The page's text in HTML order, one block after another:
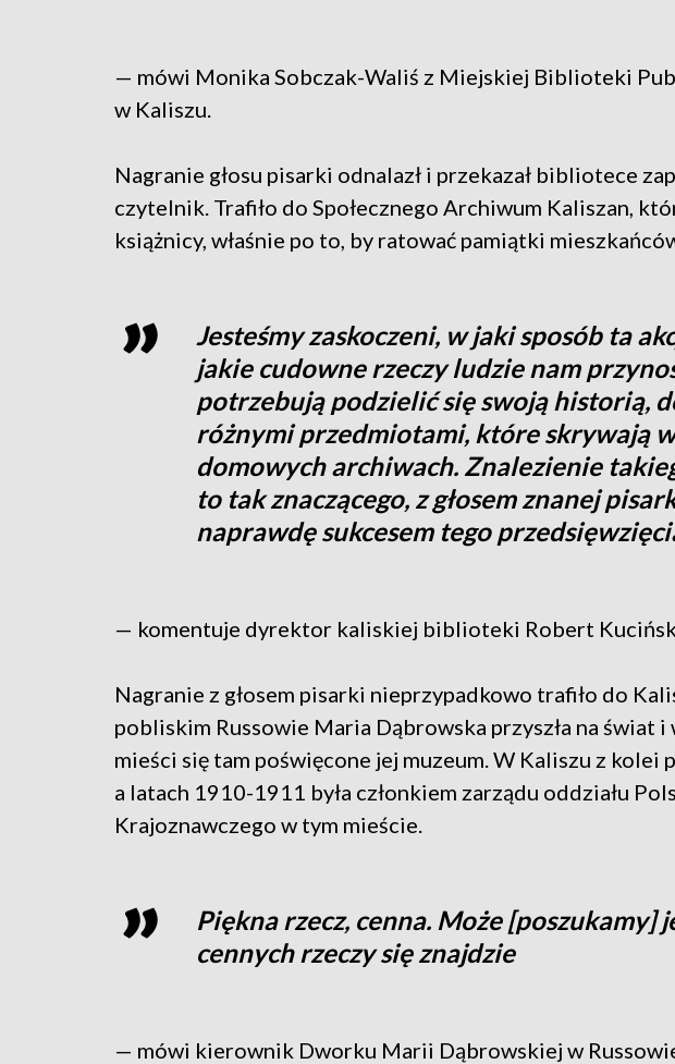
— mówi Monika Sobczak-Waliś z Miejskiej Biblioteki
w Kaliszu.
Nagranie głosu pisarki odnalazł i przekazał bibliotece
czytelnik. Trafiło do Społecznego Archiwum Kaliszan,
książnicy, właśnie po to, by ratować pamiątki
Jesteśmy zaskoczeni, w jaki sposób ta
jakie cudowne rzeczy ludzie nam
potrzebują podzielić się swoją historią,
różnymi przedmiotami, które skrywają
domowych archiwach. Znalezienie
to tak znaczącego, z głosem znanej
naprawdę sukcesem tego
— komentuje dyrektor kaliskiej biblioteki Robert
Nagranie z głosem pisarki nieprzypadkowo trafiło do
pobliskim Russowie Maria Dąbrowska przyszła na świat i
mieści się tam poświęcone jej muzeum. W Kaliszu z kolei
a latach 1910-1911 była członkiem zarządu oddziału
Krajoznawczego w tym mieście.
Piękna rzecz, cenna. Może [poszukamy]
cennych rzeczy się znajdzie
— mówi kierownik Dworku Marii Dąbrowskiej w